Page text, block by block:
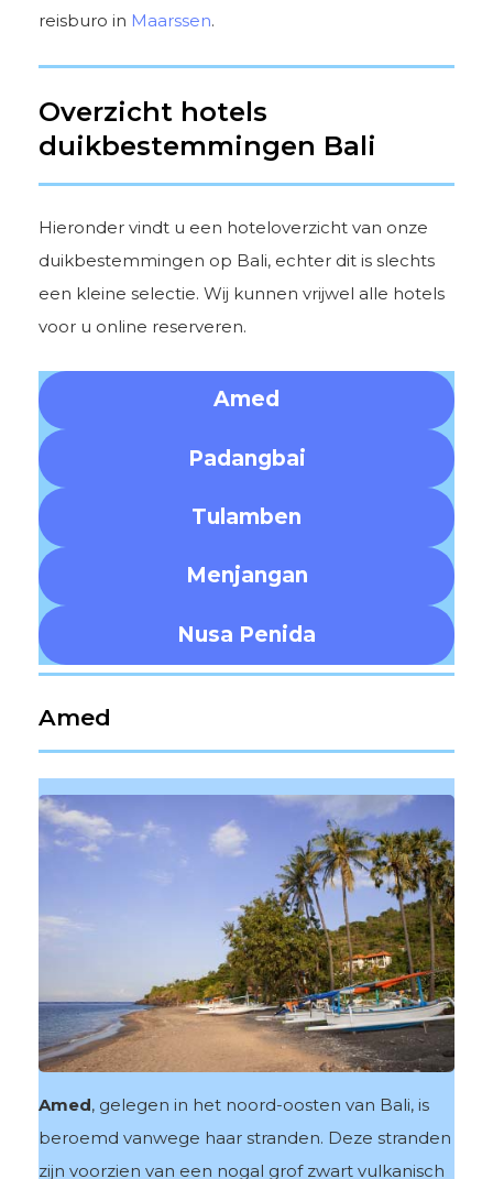
reisburo in Maarssen.
Overzicht hotels
duikbestemmingen Bali
Hieronder vindt u een hoteloverzicht van onze
duikbestemmingen op Bali, echter dit is slechts
een kleine selectie. Wij kunnen vrijwel alle hotels
voor u online reserveren.
Amed
Padangbai
Tulamben
Menjangan
Nusa Penida
Amed
Amed, gelegen in het noord-oosten van Bali, is
beroemd vanwege haar stranden. Deze stranden
zijn voorzien van een nogal grof zwart vulkanisch